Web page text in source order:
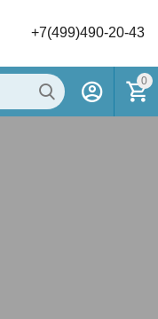
+7(499)490-20-43
0